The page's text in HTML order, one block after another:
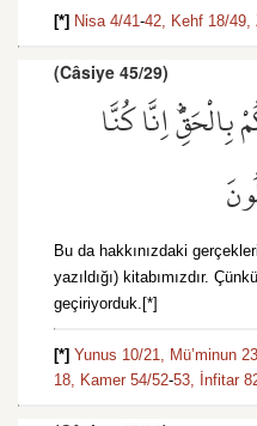
[*] Nisa 4/41-42, Kehf 18/49,
(Câsiye 45/29)
اِنَّا كُنَّا
Bu da hakkınızdaki
yazıldığı) kitabımızdır.
geçiriyorduk.[*]
[*] Yunus 10/21, Mü’minun
18, Kamer 54/52-53, İnfitar